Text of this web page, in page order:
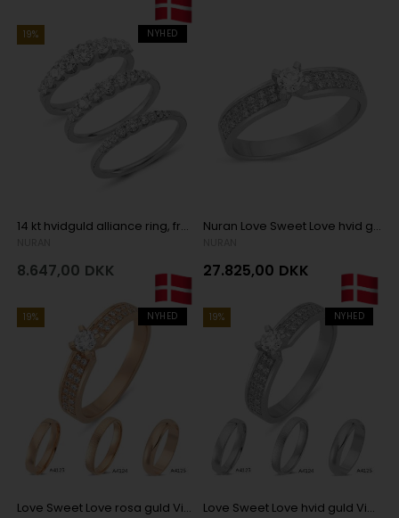
NYHED
19%
14 kt hvidguld alliance ring, fra Empire ring serien med 0,24 ct til 1,00 ct diamanter Wesselton / SI
8.647,00 DKK
Nuran Love Sweet Love hvid guld Damering med 1 x 0,15 + 32 x 0,005 stk diamanter Wesselton SI
27.825,00 DKK
NYHED
19%
Love Sweet Love rosa guld Vielsesringe med 1 x 0,15 + 32 x 0,005 stk diamanter Wesselton SI
NYHED
19%
Love Sweet Love hvid guld Vielsesringe med 1 x 0,15 + 32 x 0,005 stk diamanter Wesselton SI